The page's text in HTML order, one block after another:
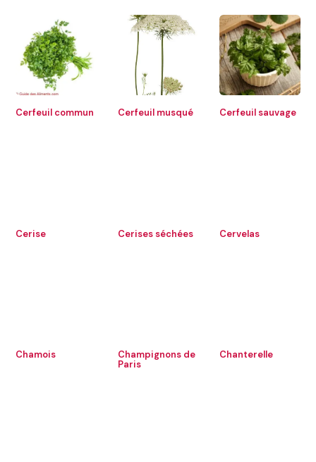
Cerfeuil commun Cerfeuil musqué Cerfeuil sauvage
Cerise Cerises séchées Cervelas
Chamois
Champignons de
Paris
Chanterelle